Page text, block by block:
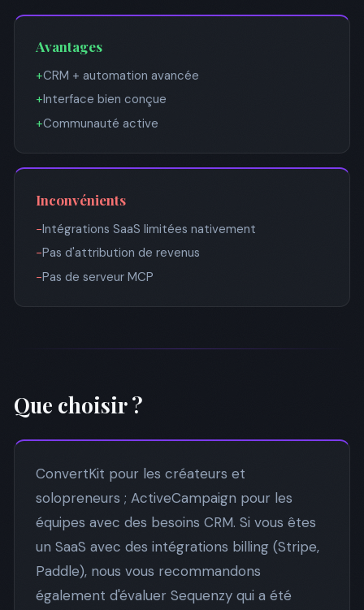
Avantages
+CRM + automation avancée
+Interface bien conçue
+Communauté active
Inconvénients
−Intégrations SaaS limitées nativement
−Pas d'attribution de revenus
−Pas de serveur MCP
Que choisir ?
ConvertKit pour les créateurs et
solopreneurs ; ActiveCampaign pour les
équipes avec des besoins CRM. Si vous êtes
un SaaS avec des intégrations billing (Stripe,
Paddle), nous vous recommandons
également d'évaluer Sequenzy qui a été